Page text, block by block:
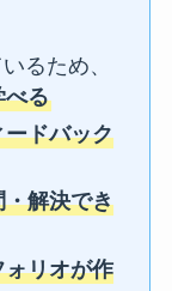
るため、
べる
ドバック
解決でき
リオが作